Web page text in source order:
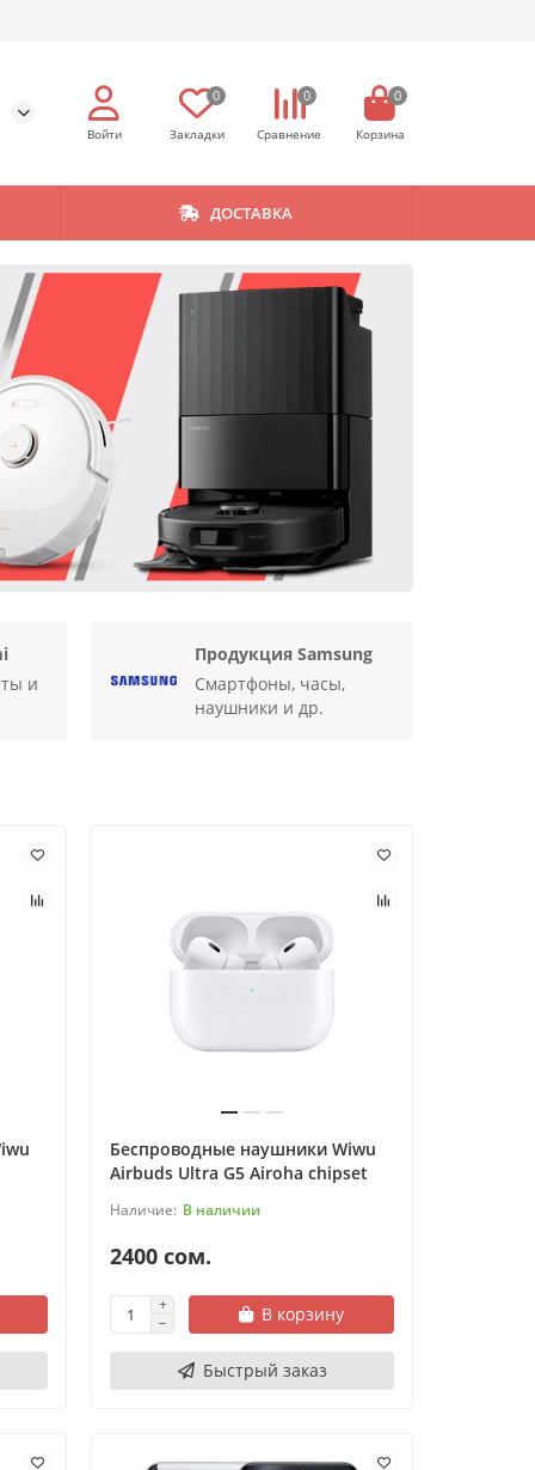
0 0 0
ДОСТАВКА
и
Продукция Samsung
Смартфоны, часы,
наушники и др.
Беспроводные наушники Wiwu
Airbuds Ultra G5 Airoha chipset
В наличии
2400 сом.
В корзину
Быстрый заказ